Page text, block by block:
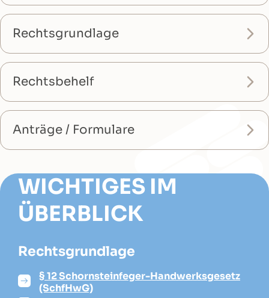
Rechtsgrundlage
Rechtsbehelf
Anträge / Formulare
WICHTIGES IM
ÜBERBLICK
Rechtsgrundlage
§ 12 Schornsteinfeger-Handwerksgesetz
(SchfHwG)